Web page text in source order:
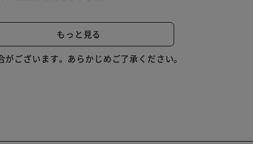
せん。
もっと見る
ございます。あらかじめご了承ください。